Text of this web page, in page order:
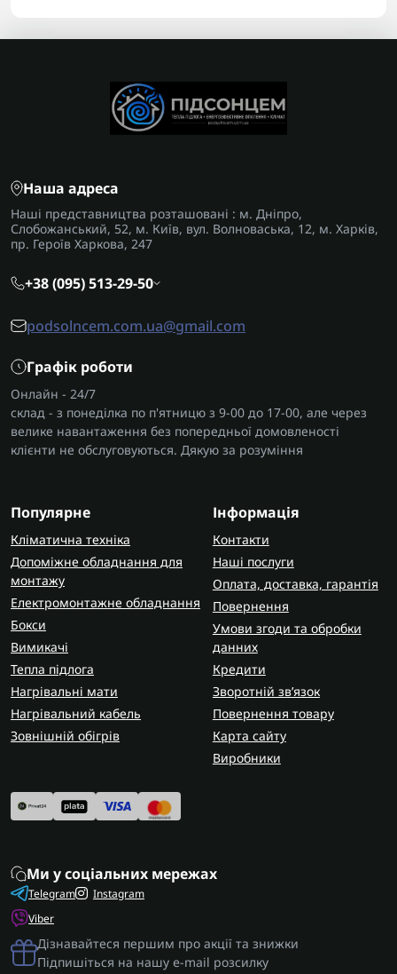
Наша адреса
Наші представництва розташовані : м. Дніпро,
Слобожанський, 52, м. Київ, вул. Волноваська, 12, м. Харків,
пр. Героїв Харкова, 247
+38 (095) 513-29-50
podsolncem.com.ua@gmail.com
Графік роботи
Онлайн - 24/7
склад - з понеділка по п'ятницю з 9-00 до 17-00, але через
велике навантаження без попередньої домовленості
клієнти не обслуговуються. Дякую за розуміння
Популярне
Кліматична техніка
Допоміжне обладнання для
монтажу
Електромонтажне обладнання
Бокси
Вимикачі
Тепла підлога
Нагрівальні мати
Нагрівальний кабель
Зовнішній обігрів
Інформація
Контакти
Наші послуги
Оплата, доставка, гарантія
Повернення
Умови згоди та обробки
данних
Кредити
Зворотній зв’язок
Повернення товару
Карта сайту
Виробники
Ми у соціальних мережах
Telegram
Viber
Instagram
Дізнавайтеся першим про акції та знижки
Підпишіться на нашу e-mail розсилку